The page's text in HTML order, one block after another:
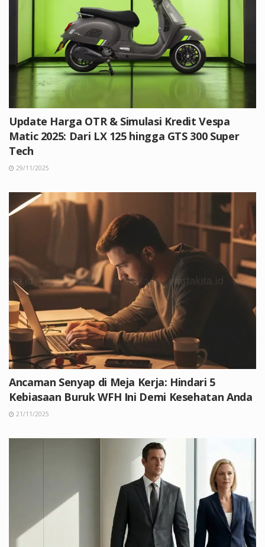
Update Harga OTR & Simulasi Kredit Vespa
Matic 2025: Dari LX 125 hingga GTS 300 Super
Tech
29/11/2025
Ancaman Senyap di Meja Kerja: Hindari 5
Kebiasaan Buruk WFH Ini Demi Kesehatan Anda
21/11/2025